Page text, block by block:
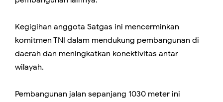
Kegigihan anggota Satgas ini mencerminkan
komitmen TNI dalam mendukung pembangunan di
daerah dan meningkatkan konektivitas antar
wilayah.
Pembangunan jalan sepanjang 1030 meter ini